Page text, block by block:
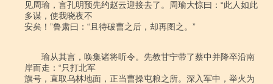
见周瑜，言孔明预先约赵云迎接去了。周瑜大惊曰：“此人如此
多谋，使我晓夜不
安矣！”鲁肃曰：“且待破曹之后，却再图之。”
瑜从其言，唤集诸将听令。先教甘宁带了蔡中并降卒沿南
岸而走：“只打北军
旗号，直取乌林地面，正当曹操屯粮之所。深入军中，举火为